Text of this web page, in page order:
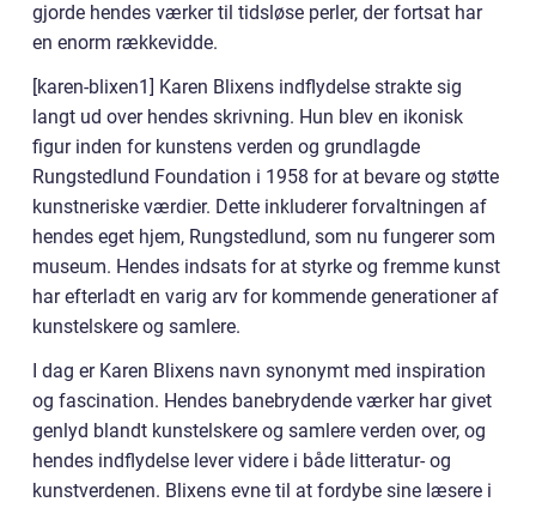
gjorde hendes værker til tidsløse perler, der fortsat har
en enorm rækkevidde.
[karen-blixen1] Karen Blixens indflydelse strakte sig
langt ud over hendes skrivning. Hun blev en ikonisk
figur inden for kunstens verden og grundlagde
Rungstedlund Foundation i 1958 for at bevare og støtte
kunstneriske værdier. Dette inkluderer forvaltningen af
hendes eget hjem, Rungstedlund, som nu fungerer som
museum. Hendes indsats for at styrke og fremme kunst
har efterladt en varig arv for kommende generationer af
kunstelskere og samlere.
I dag er Karen Blixens navn synonymt med inspiration
og fascination. Hendes banebrydende værker har givet
genlyd blandt kunstelskere og samlere verden over, og
hendes indflydelse lever videre i både litteratur- og
kunstverdenen. Blixens evne til at fordybe sine læsere i